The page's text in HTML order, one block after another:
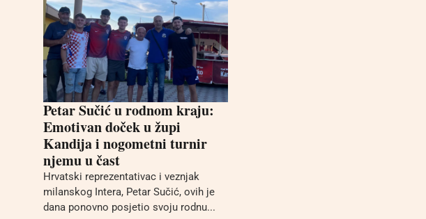
Petar Sučić u rodnom kraju:
Emotivan doček u župi
Kandija i nogometni turnir
njemu u čast
Hrvatski reprezentativac i veznjak
milanskog Intera, Petar Sučić, ovih je
dana ponovno posjetio svoju rodnu...